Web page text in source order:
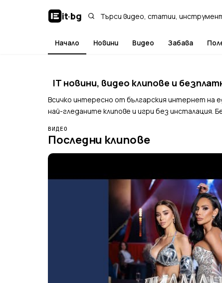
it·bg
Начало Новини Видео Забава
IT новини, видео клипове и
Всичко интересно от българския интернет на
най-гледаните клипове и игри без инсталация.
ВИДЕО
Последни клипове